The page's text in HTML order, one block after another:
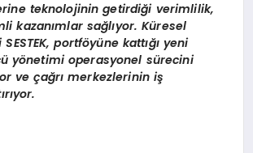
teknolojinin getirdiği verimlilik,
kazanımlar sağlıyor. Küresel
portföyüne kattığı yeni
yönetimi operasyonel sürecini
ve çağrı merkezlerinin iş